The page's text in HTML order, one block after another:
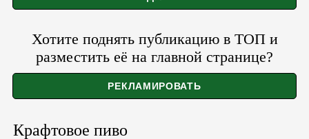
Хотите поднять публикацию в ТОП и
разместить её на главной странице?
Крафтовое пиво